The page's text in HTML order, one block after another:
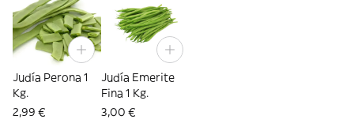
Judía Perona 1
Kg.
2,99 €
Judía Emerite
Fina 1 Kg.
3,00 €